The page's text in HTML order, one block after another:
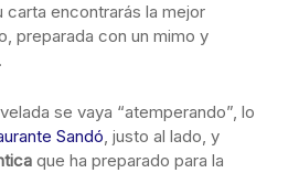
encontrarás la mejor
preparada con un mimo y
se vaya “atemperando”, lo
Sandó, justo al lado, y
que ha preparado para la